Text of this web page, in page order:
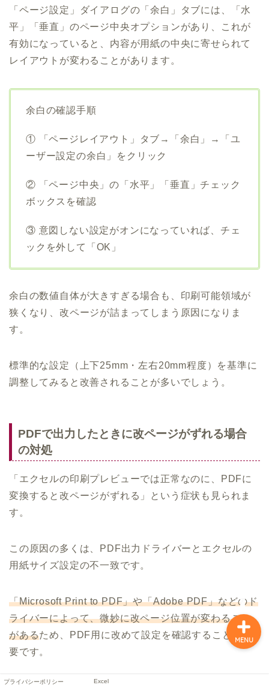
「ページ設定」ダイアログの「余白」タブには、「水
平」「垂直」のページ中央オプションがあり、これが
有効になっていると、内容が用紙の中央に寄せられて
レイアウトが変わることがあります。
余白の確認手順
① 「ページレイアウト」タブ→「余白」→「ユ
ーザー設定の余白」をクリック
② 「ページ中央」の「水平」「垂直」チェック
ボックスを確認
③ 意図しない設定がオンになっていれば、チェ
ックを外して「OK」
余白の数値自体が大きすぎる場合も、印刷可能領域が
狭くなり、改ページが詰まってしまう原因になりま
す。
標準的な設定（上下25mm・左右20mm程度）を基準に
調整してみると改善されることが多いでしょう。
PDFで出力したときに改ページがずれる場合
の対処
「エクセルの印刷プレビューでは正常なのに、PDFに
変換すると改ページがずれる」という症状も見られま
す。
この原因の多くは、PDF出力ドライバーとエクセルの
用紙サイズ設定の不一致です。
「Microsoft Print to PDF」や「Adobe PDF」などのド
ライバーによって、微妙に改ページ位置が変わること
があるため、PDF用に改めて設定を確認することが重
要です。
対処法としては、エクセルの「ファイル」→「エクス
プライバシーポリシー Excel
MENU